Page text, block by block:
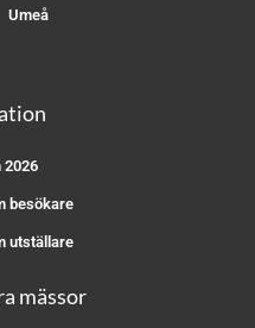
Umeå
2026
besökare
utställare
mässor